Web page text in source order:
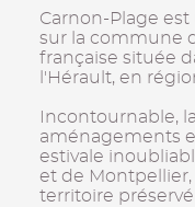
Carnon-Plage
sur la commune
française située
l'Hérault, en
Incontournable,
aménagements
estivale
et de Montpellier,
territoire